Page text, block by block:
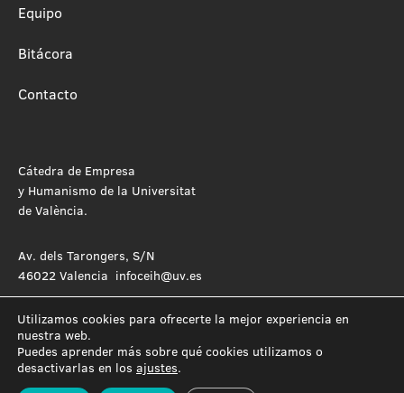
Equipo
Bitácora
Contacto
Cátedra de Empresa
y Humanismo de la Universitat
de València.
Av. dels Tarongers, S/N
46022 Valencia infoceih@uv.es
Utilizamos cookies para ofrecerte la mejor experiencia en
nuestra web.
Puedes aprender más sobre qué cookies utilizamos o
desactivarlas en los ajustes.